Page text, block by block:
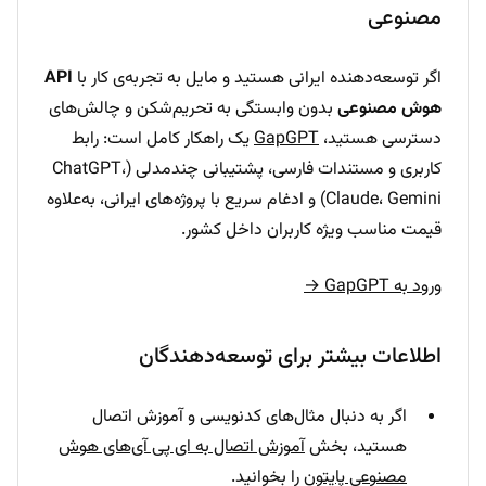
مصنوعی
اگر توسعه‌دهنده ایرانی هستید و مایل به تجربه‌ی کار با API
هوش مصنوعی بدون وابستگی به تحریم‌شکن و چالش‌های
دسترسی هستید، GapGPTیک راهکار کامل است: رابط
کاربری و مستندات فارسی، پشتیبانی چندمدلی (ChatGPT،
Claude، Gemini) و ادغام سریع با پروژه‌های ایرانی، به‌علاوه
قیمت مناسب ویژه کاربران داخل کشور.
ورود به GapGPT →
اطلاعات بیشتر برای توسعه‌دهندگان
اگر به دنبال مثال‌های کدنویسی و آموزش اتصال
هستید، بخشآموزش اتصال به ای پی آی‌های هوش
مصنوعی پایتونرا بخوانید.